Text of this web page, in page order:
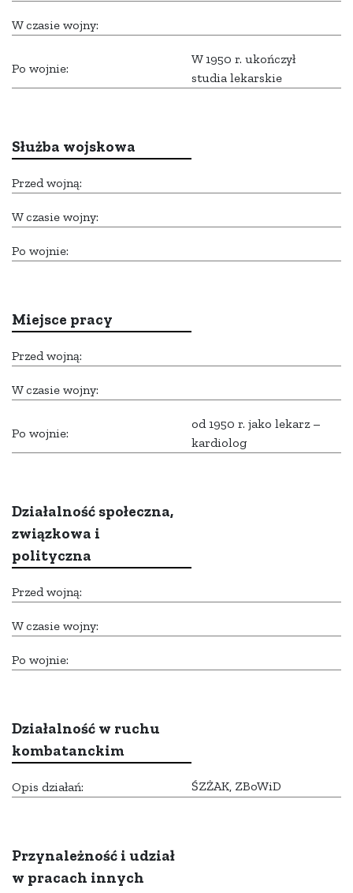
W czasie wojny:
Po wojnie:
W 1950 r. ukończył
studia lekarskie
Służba wojskowa
Przed wojną:
W czasie wojny:
Po wojnie:
Miejsce pracy
Przed wojną:
W czasie wojny:
Po wojnie:
od 1950 r. jako lekarz –
kardiolog
Działalność społeczna,
związkowa i
polityczna
Przed wojną:
W czasie wojny:
Po wojnie:
Działalność w ruchu
kombatanckim
Opis działań: ŚZŻAK, ZBoWiD
Przynależność i udział
w pracach innych